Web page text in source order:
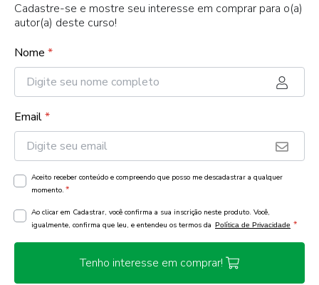
Cadastre-se e mostre seu interesse em comprar para o(a)
autor(a) deste curso!
Nome *
Email*
Aceito receber conteúdo e compreendo que posso me descadastrar a qualquer
momento. *
Ao clicar em Cadastrar, você confirma a sua inscrição neste produto. Você,
igualmente, confirma que leu, e entendeu os termos da Política de Privacidade *
Tenho interesse em comprar!